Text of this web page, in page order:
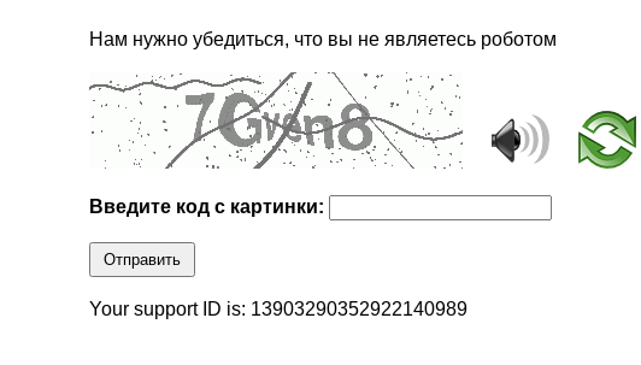
Нам нужно убедиться, что вы не являетесь роботом
Введите код с картинки:
Отправить
Your support ID is: 13903290352922140989